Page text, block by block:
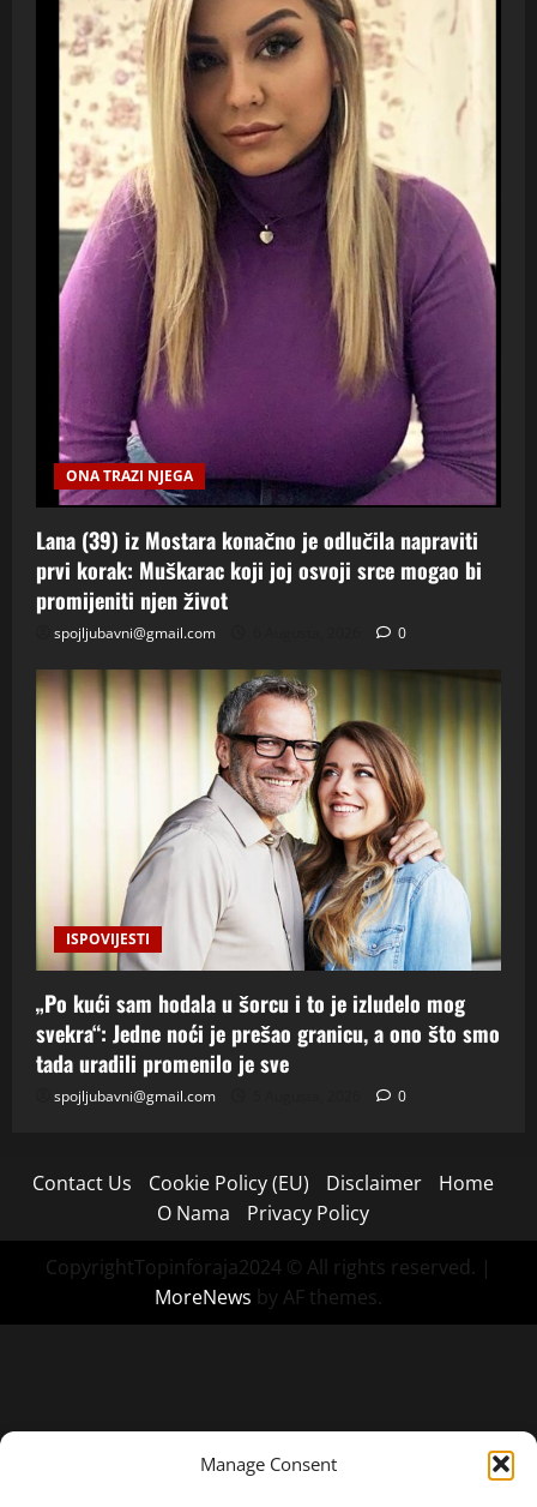
Manage Consent
ONA TRAZI NJEGA
Lana (39) iz Mostara konačno je odlučila napraviti
prvi korak: Muškarac koji joj osvoji srce mogao bi
promijeniti njen život
spojljubavni@gmail.com 0
ISPOVIJESTI
„Po kući sam hodala u šorcu i to je izludelo mog
svekra“: Jedne noći je prešao granicu, a ono što smo
tada uradili promenilo je sve
spojljubavni@gmail.com 0
Contact Us Cookie Policy (EU) Disclaimer
Home
O Nama
Privacy Policy
CopyrightTopinforaja2024 © All rights reserved. |
MoreNews by AF themes.